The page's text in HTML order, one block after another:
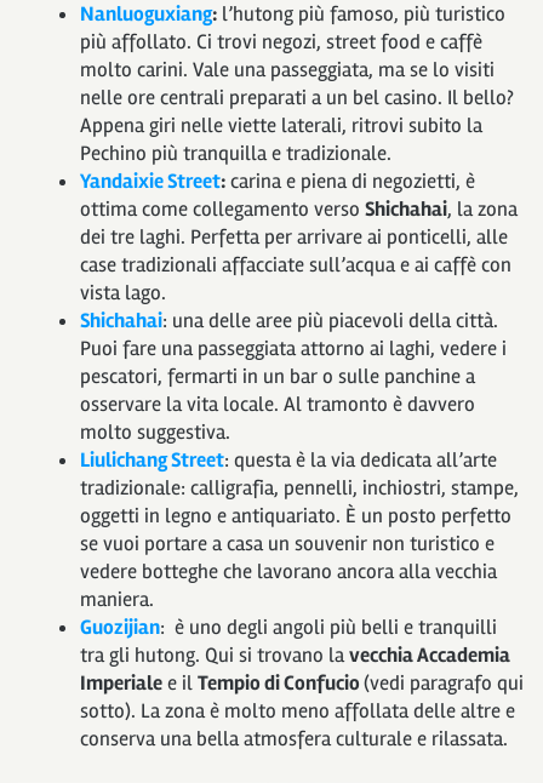
Nanluoguxiang: l’hutong più famoso, più turistico
più affollato. Ci trovi negozi, street food e caffè
molto carini. Vale una passeggiata, ma se lo visiti
nelle ore centrali preparati a un bel casino. Il bello?
Appena giri nelle viette laterali, ritrovi subito la
Pechino più tranquilla e tradizionale.
Yandaixie Street:carina e piena di negozietti, è
ottima come collegamento verso Shichahai, la zona
dei tre laghi. Perfetta per arrivare ai ponticelli, alle
case tradizionali affacciate sull’acqua e ai caffè con
vista lago.
Shichahai: una delle aree più piacevoli della città.
Puoi fare una passeggiata attorno ai laghi, vedere i
pescatori, fermarti in un bar o sulle panchine a
osservare la vita locale. Al tramonto è davvero
molto suggestiva.
Liulichang Street: questa è la via dedicata all’arte
tradizionale: calligrafia, pennelli, inchiostri, stampe,
oggetti in legno e antiquariato. È un posto perfetto
se vuoi portare a casa un souvenir non turistico e
vedere botteghe che lavorano ancora alla vecchia
maniera.
Guozijian: è uno degli angoli più belli e tranquilli
tra gli hutong. Qui si trovano lavecchia Accademia
Imperialee ilTempio di Confucio(vedi paragrafo qui
sotto). La zona è molto meno affollata delle altre e
conserva una bella atmosfera culturale e rilassata.